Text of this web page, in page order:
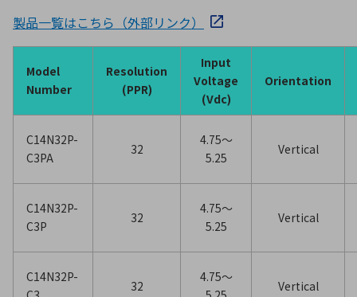
製品一覧はこちら（外部リンク）
Model
Number
Resolution
(PPR)
Input
Voltage
(Vdc)
Orientation
C14N32P-
C3PA
32
4.75〜
5.25
Vertical
C14N32P-
C3P
32
4.75〜
5.25
Vertical
C14N32P-
32
4.75〜
Vertical